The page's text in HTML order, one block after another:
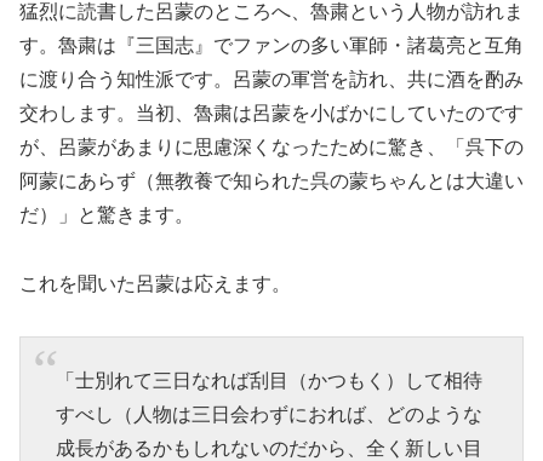
猛烈に読書した呂蒙のところへ、魯粛という人物が訪れま
す。魯粛は『三国志』でファンの多い軍師・諸葛亮と互角
に渡り合う知性派です。呂蒙の軍営を訪れ、共に酒を酌み
交わします。当初、魯粛は呂蒙を小ばかにしていたのです
が、呂蒙があまりに思慮深くなったために驚き、「呉下の
阿蒙にあらず（無教養で知られた呉の蒙ちゃんとは大違い
だ）」と驚きます。
これを聞いた呂蒙は応えます。
「士別れて三日なれば刮目（かつもく）して相待
すべし（人物は三日会わずにおれば、どのような
成長があるかもしれないのだから、全く新しい目